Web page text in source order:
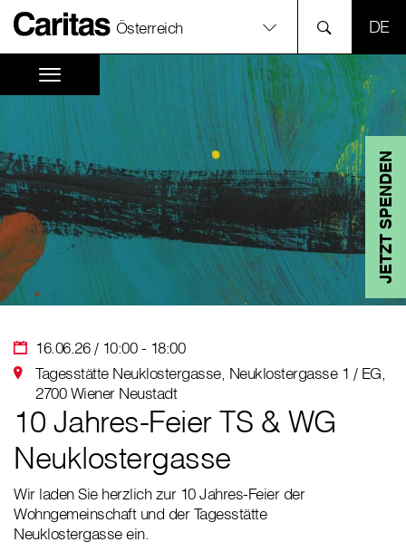
Österreich
JETZT SPENDEN
16.06.26 / 10:00 - 18:00
Tagesstätte Neuklostergasse, Neuklostergasse 1 / EG,
2700 Wiener Neustadt
10 Jahres-Feier TS & WG
Neuklostergasse
Wir laden Sie herzlich zur 10 Jahres-Feier der
Wohngemeinschaft und der Tagesstätte
Neuklostergasse ein.